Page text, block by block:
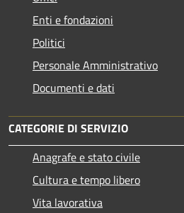
Enti e fondazioni
Politici
Personale Amministrativo
Documenti e dati
CATEGORIE DI SERVIZIO
Anagrafe e stato civile
Cultura e tempo libero
Vita lavorativa